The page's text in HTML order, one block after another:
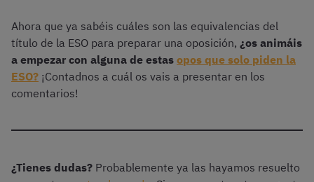
Ahora que ya sabéis cuáles son las equivalencias del
título de la ESO para preparar una oposición, ¿os animáis
a empezar con alguna de estas opos que solo piden la
ESO? ¡Contadnos a cuál os vais a presentar en los
comentarios!
¿Tienes dudas? Probablemente ya las hayamos resuelto